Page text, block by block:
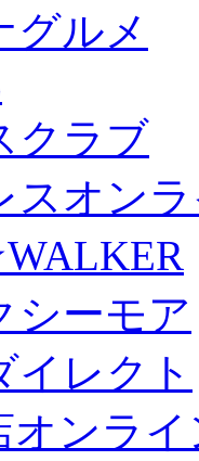
グルメ
クラブ
スオン
シーモア
イレクト
オンラ